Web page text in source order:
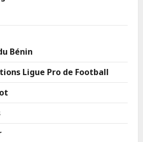
Bénin
Ligue Pro de Football